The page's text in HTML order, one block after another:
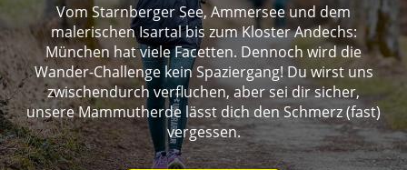
Vom Starnberger See, Ammersee und dem
malerischen Isartal bis zum Kloster Andechs:
München hat viele Facetten. Dennoch wird die
Wander-Challenge kein Spaziergang! Du wirst uns
zwischendurch verfluchen, aber sei dir sicher,
unsere Mammutherde lässt dich den Schmerz (fast)
vergessen.